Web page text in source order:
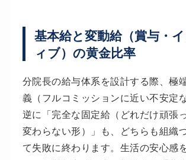
基本給と変動給（賞与・
ィブ）の黄金比率
分院長の給与体系を設計する際、極
義（フルコミッションに近い不安定
逆に「完全な固定給（どれだけ頑張
変わらない形）」も、どちらも組織
て失敗に終わります。生活の安心感